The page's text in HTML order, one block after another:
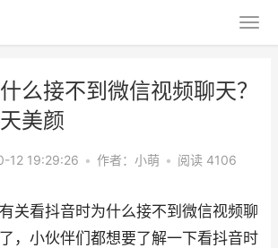
么接不到微信视频聊天？
美颜
12 19:29:26 • 作者：小萌 • 阅读 4106
关看抖音时为什么接不到微信视频聊
，小伙伴们都想要了解一下看抖音时